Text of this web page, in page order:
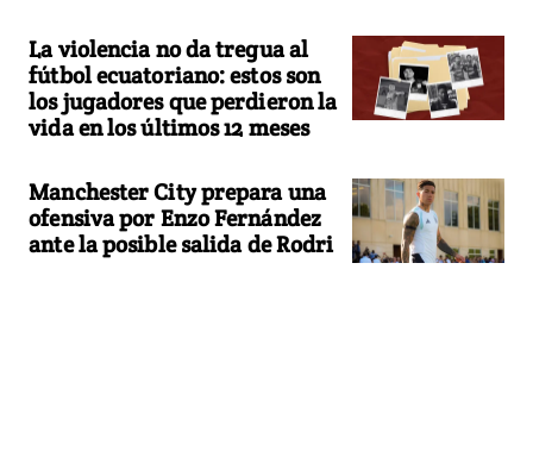
La violencia no da tregua al
fútbol ecuatoriano: estos son
los jugadores que perdieron la
vida en los últimos 12 meses
Manchester City prepara una
ofensiva por Enzo Fernández
ante la posible salida de Rodri